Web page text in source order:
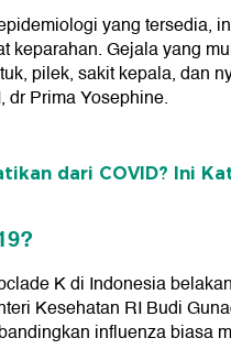
yang tersedia,
keparahan. Gejala yang
pilek, sakit kepala, dan
dr Prima Yosephine.
dari COVID? Ini
K di Indonesia
Kesehatan RI Budi
influenza biasa